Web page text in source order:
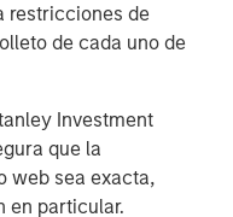
restricciones de
de cada uno de
Investment
que la
web sea exacta,
en particular.
Greater London
platforms in leading
dynamics and
growth.